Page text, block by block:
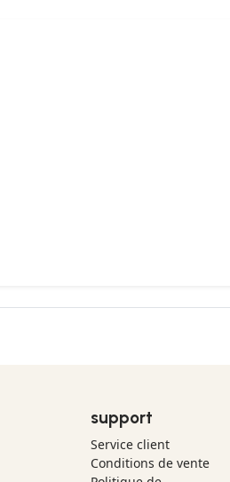
support
Service client
Conditions de vente